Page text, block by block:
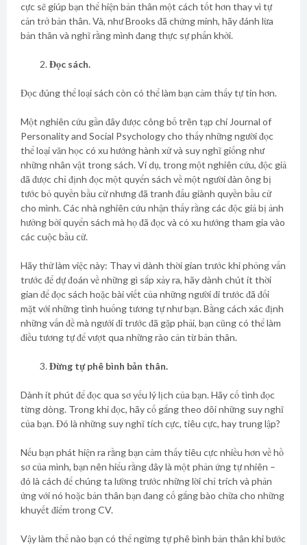
cực sẽ giúp bạn thể hiện bản thân một cách tốt hơn thay vì tự
cản trở bản thân. Và, như Brooks đã chứng minh, hãy đánh lừa
bản thân và nghĩ rằng mình đang thực sự phấn khởi.
Đọc sách.
Đọc đúng thể loại sách còn có thể làm bạn cảm thấy tự tin hơn.
Một nghiên cứu gần đây được công bố trên tạp chí Journal of
Personality and Social Psychology cho thấy những người đọc
thể loại văn học có xu hướng hành xử và suy nghĩ giống như
những nhân vật trong sách. Ví dụ, trong một nghiên cứu, độc giả
đã được chỉ định đọc một quyển sách về một người đàn ông bị
tước bỏ quyền bầu cử nhưng đã tranh đấu giành quyền bầu cử
cho mình. Các nhà nghiên cứu nhận thấy rằng các độc giả bị ảnh
hưởng bởi quyển sách mà họ đã đọc và có xu hướng tham gia vào
các cuộc bầu cử.
Hãy thử làm việc này: Thay vì dành thời gian trước khi phỏng vấn
trước để dự đoán về những gì sắp xảy ra, hãy dành chút ít thời
gian để đọc sách hoặc bài viết của những người đi trước đã đối
mặt với những tình huống tương tự như bạn. Bằng cách xác định
những vấn đề mà ngưới đi trước đã gặp phải, bạn cũng có thể làm
điều tương tự để vượt qua những rào cản từ bản thân.
Đừng tự phê bình bản thân.
Dành ít phút để đọc qua sơ yếu lý lịch của bạn. Hãy cố tình đọc
từng dòng. Trong khi đọc, hãy cố gắng theo dõi những suy nghĩ
của bạn. Đó là những suy nghĩ tích cực, tiêu cực, hay trung lập?
Nếu bạn phát hiện ra rằng bạn cảm thấy tiêu cực nhiều hơn về hồ
sơ của mình, bạn nên hiểu rằng đây là một phản ứng tự nhiên –
đó là cách để chúng ta lường trước những lời chỉ trích và phản
ứng với nó hoặc bản thân bạn đang cố gắng bào chữa cho những
khuyết điểm trong CV.
Vậy làm thế nào bạn có thể ngừng tự phê bình bản thân khi bước